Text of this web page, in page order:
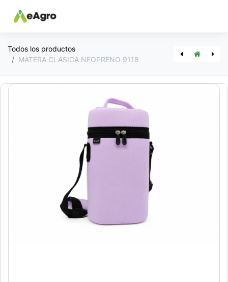
Todos los productos
MATERA CLASICA NEOPRENO 9118